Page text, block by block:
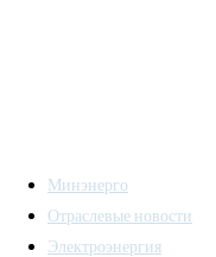
Минэнерго
Отраслевые новости
Электроэнергия